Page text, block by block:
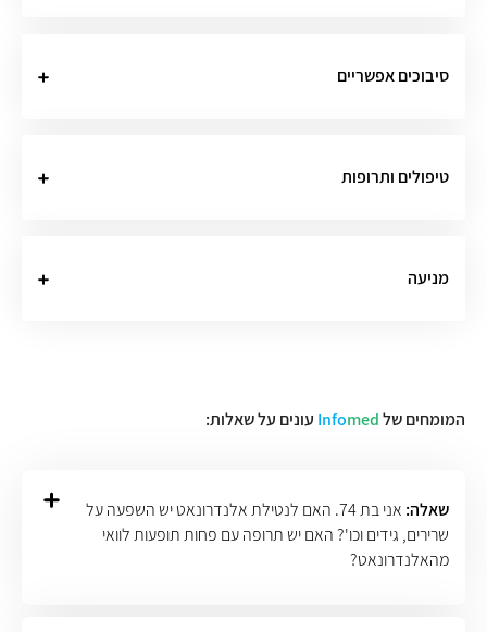
סיבוכים אפשריים
טיפולים ותרופות
מניעה
המומחים של Infomed עונים על שאלות:
שאלה:
אני בת 74. האם לנטילת אלנדרונאט יש השפעה על
שרירים, גידים וכו'? האם יש תרופה עם פחות תופעות לוואי
מהאלנדרונאט?